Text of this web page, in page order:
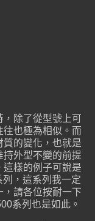
除了從型號上可
也極為相似。而
的變化，也就是
外型不變的前提
這樣的例子可說是
，這系列我一定
，請各位按耐一下
系列也是如此。